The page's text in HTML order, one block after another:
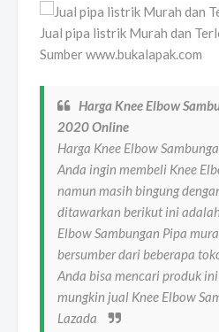
Jual pipa listrik Murah dan
Sumber www.bukalapak.com
Harga Knee Elbow
2020 Online
Harga Knee Elbow
Anda ingin membeli Knee
namun masih bingung
ditawarkan berikut ini
Elbow Sambungan Pipa
bersumber dari beberapa
Anda bisa mencari produk
mungkin jual Knee Elbow
Lazada